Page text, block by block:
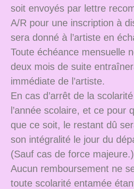
soit envoyés par lettre
A/R pour une inscription à
sera donné à l’artiste en
Toute échéance mensuelle
deux mois de suite
immédiate de l’artiste.
En cas d’arrêt de la
l’année scolaire, et ce pour
que ce soit, le restant dû
son intégralité le jour du
(Sauf cas de force majeure.)
Aucun remboursement ne
toute scolarité entamée